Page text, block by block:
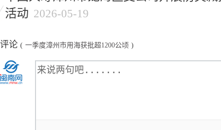
活动 2026-05-19
评论 ( 一季度漳州市用海获批超1200公顷 )